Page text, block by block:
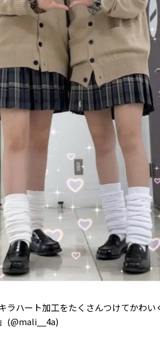
ラハート加工をたくさんつけてかわ
(@mali__4a)